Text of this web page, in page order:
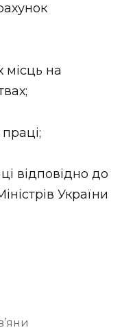
місць на
відповідно до
України